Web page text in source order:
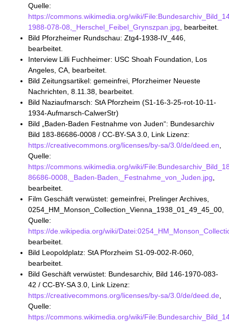
Quelle:
https://commons.wikimedia.org/wiki/
1988-078-08,_Herschel_Feibel_Grynszpan.jpg , bearbeitet.
Bild Pforzheimer Rundschau: Ztg4-1938-IV_446,
bearbeitet.
Interview Lilli Fuchheimer: USC Shoah Foundation, Los
Angeles, CA, bearbeitet.
Bild Zeitungsartikel: gemeinfrei, Pforzheimer Neueste
Nachrichten, 8.11.38, bearbeitet.
Bild Naziaufmarsch: StA Pforzheim (S1-16-3-25-rot-10-11-
1934-Aufmarsch-CalwerStr)
Bild „Baden-Baden Festnahme von Juden“: Bundesarchiv
Bild 183-86686-0008 / CC-BY-SA 3.0, Link Lizenz:
https://creativecommons.org/licenses/by-sa/3.0/de/deed.en
Quelle:
https://commons.wikimedia.org/wiki/
86686-0008,_Baden-Baden,_Festnahme_von_Juden.jpg
bearbeitet.
Film Geschäft verwüstet: gemeinfrei, Prelinger Archives,
0254_HM_Monson_Collection_Vienna_1938_01_49_45_00,
Quelle:
https://de.wikipedia.org/wiki/
bearbeitet.
Bild Leopoldplatz: StA Pforzheim S1-09-002-R-060,
bearbeitet.
Bild Geschäft verwüstet: Bundesarchiv, Bild 146-1970-083-
42 / CC-BY-SA 3.0, Link Lizenz:
https://creativecommons.org/licenses/by-sa/3.0/de/deed.de
Quelle:
https://commons.wikimedia.org/wiki/